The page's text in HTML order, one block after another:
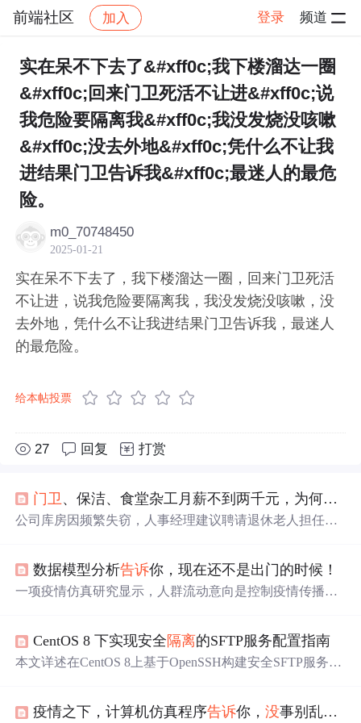
前端社区 加入 登录 频道
社区 前端社区 感慨 帖子详情
实在呆不下去了&#xff0c;我下楼溜达一圈
&#xff0c;回来门卫死活不让进&#xff0c;说
我危险要隔离我&#xff0c;我没发烧没咳嗽
&#xff0c;没去外地&#xff0c;凭什么不让我
进结果门卫告诉我&#xff0c;最迷人的最危
险。
m0_70748450
2025-01-21
实在呆不下去了，我下楼溜达一圈，回来门卫死活
不让进，说我危险要隔离我，我没发烧没咳嗽，没
去外地，凭什么不让我进结果门卫告诉我，最迷人
的最危险。
给本帖投票
27 回复 打赏
门卫 、保洁、食堂杂工月薪不到两千元，为何有些退休老人抢着做？
公司库房因频繁失窃，人事经理建议聘请退休老人担任保
分退休人员面临的经济压力及对社会参与的需求。
数据模型分析告诉你，现在还不是出门的时候！
一项疫情仿真研究显示，人群流动意向是控制疫情传播的
性。初始感染数量、传播率、潜伏时间等参数也对疫情发
展有重大影响。
CentOS 8 下实现安全 隔离的SFTP服务配置指南
本文详述在CentOS 8上基于OpenSSH构建安全SFTP服务的
g中Match Group + ChrootDirectory配置、禁用shell、强制SF
疫情之下，计算机仿真程序告诉你，没事别乱出门！企业复工务必做到八个“一”...